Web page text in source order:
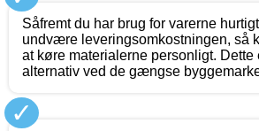
Såfremt du har brug for varerne
undvære leveringsomkostningen, så
at køre materialerne personligt. Dette
alternativ ved de gængse
✓